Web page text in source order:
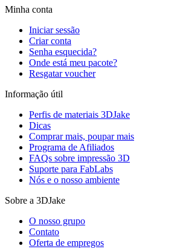
Minha conta
Iniciar sessão
Criar conta
Senha esquecida?
Onde está meu pacote?
Resgatar voucher
Informação útil
Perfis de materiais 3DJake
Dicas
Comprar mais, poupar mais
Programa de Afiliados
FAQs sobre impressão 3D
Suporte para FabLabs
Nós e o nosso ambiente
Sobre a 3DJake
O nosso grupo
Contato
Oferta de empregos